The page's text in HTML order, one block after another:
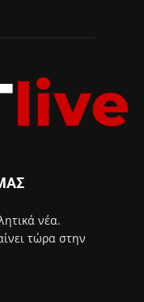
νέα.
τώρα στην